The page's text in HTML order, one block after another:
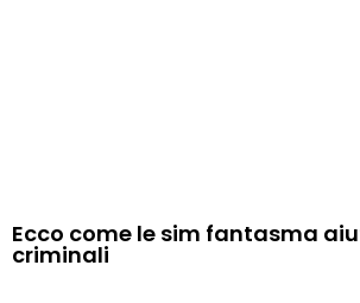
Ecco come le sim fantasma
criminali